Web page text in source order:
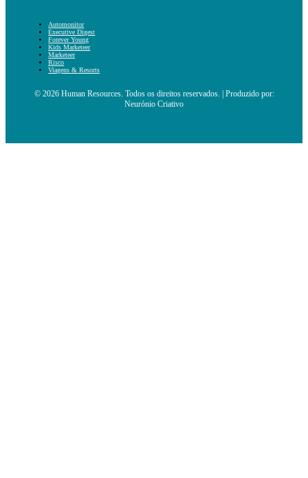
Automonitor
Executive Digest
Forever Young
Kids Marketeer
Marketeer
Risco
Viagens & Resorts
© 2026 Human Resources. Todos os direitos reservados. | Produzido por:
Neurónio Criativo